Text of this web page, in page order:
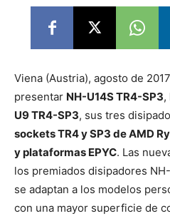
Viena (Austria), agosto de
presentar NH-U14S TR4-SP3,
U9 TR4-SP3, sus tres
sockets TR4 y SP3 de AMD
y plataformas EPYC. Las
los premiados disipadores
se adaptan a los modelos
con una mayor superficie de